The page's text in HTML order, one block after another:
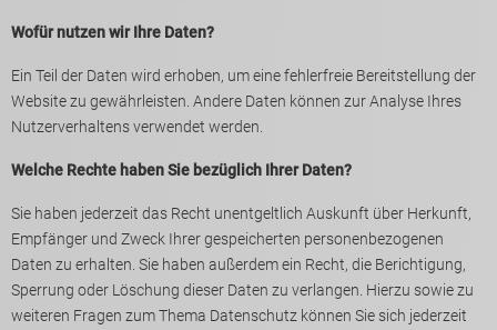
Wofür nutzen wir Ihre Daten?
Ein Teil der Daten wird erhoben, um eine fehlerfreie Bereitstellung der
Website zu gewährleisten. Andere Daten können zur Analyse Ihres
Nutzerverhaltens verwendet werden.
Welche Rechte haben Sie bezüglich Ihrer Daten?
Sie haben jederzeit das Recht unentgeltlich Auskunft über Herkunft,
Empfänger und Zweck Ihrer gespeicherten personenbezogenen
Daten zu erhalten. Sie haben außerdem ein Recht, die Berichtigung,
Sperrung oder Löschung dieser Daten zu verlangen. Hierzu sowie zu
weiteren Fragen zum Thema Datenschutz können Sie sich jederzeit